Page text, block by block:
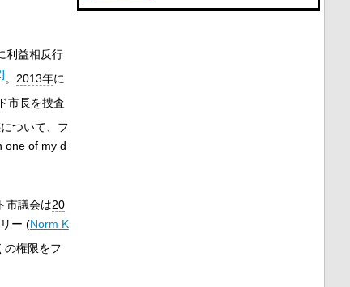
利益相反行
。 2013年に
市長を捜査
ついて、フ
one of my d
市議会は20
ー (Norm K
の権限をフ